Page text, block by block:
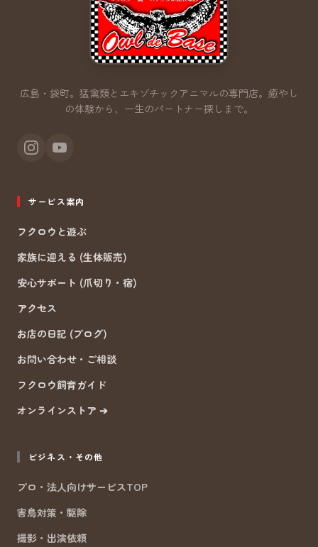
広島・袋町。猛禽類とエキゾチックアニマルの専門店。 癒やし
の体験から、一生のパートナー探しまで。
サービス案内
フクロウと遊ぶ
家族に迎える (生体販売)
安心サポート (爪切り・宿)
アクセス
お店の日記 (ブログ)
お問い合わせ・ご相談
フクロウ飼育ガイド
オンラインストア ➔
ビジネス・その他
プロ・法人向けサービスTOP
害鳥対策・駆除
撮影・出演依頼